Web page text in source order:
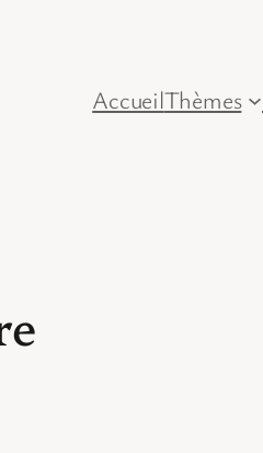
AccueilThèmes